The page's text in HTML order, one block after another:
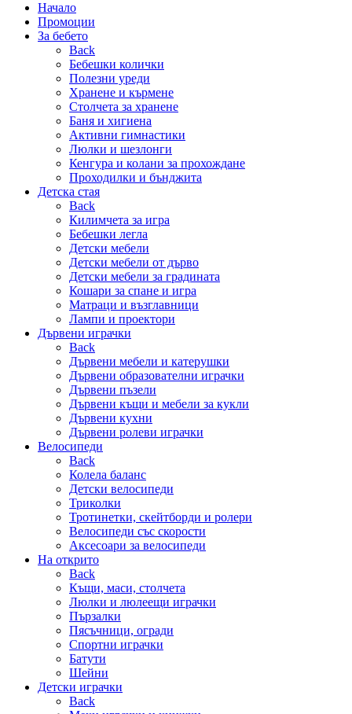
Начало
Промоции
За бебето
Back
Бебешки колички
Полезни уреди
Хранене и кърмене
Столчета за хранене
Баня и хигиена
Активни гимнастики
Люлки и шезлонги
Кенгура и колани за прохождане
Проходилки и бънджита
Детска стая
Back
Килимчета за игра
Бебешки легла
Детски мебели
Детски мебели от дърво
Детски мебели за градината
Кошари за спане и игра
Матраци и възглавници
Лампи и проектори
Дървени играчки
Back
Дървени мебели и катерушки
Дървени образователни играчки
Дървени пъзели
Дървени къщи и мебели за кукли
Дървени кухни
Дървени ролеви играчки
Велосипеди
Back
Колела баланс
Детски велосипеди
Триколки
Тротинетки, скейтборди и ролери
Велосипеди със скорости
Аксесоари за велосипеди
На открито
Back
Къщи, маси, столчета
Люлки и люлеещи играчки
Пързалки
Пясъчници, огради
Спортни играчки
Батути
Шейни
Детски играчки
Back